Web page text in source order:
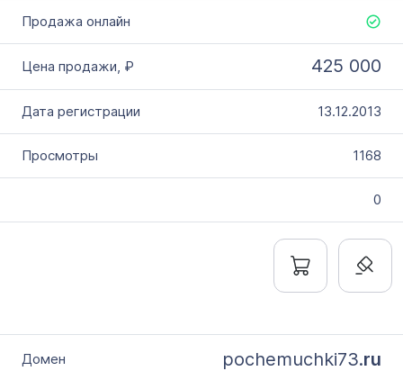
425 000
13.12.2013
1168
0
pochemuchki73.ru